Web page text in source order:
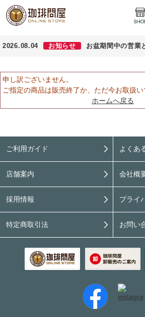
2026.08.04 お知らせ お盆期間中の営業
申し訳ございません。
ご指定の商品は販売終了か、ただ今お取扱い
ホームへ戻る
ご利用ガイド よくあ
店舗案内 会社概
採用情報 プライ
特定商取引法 お問い